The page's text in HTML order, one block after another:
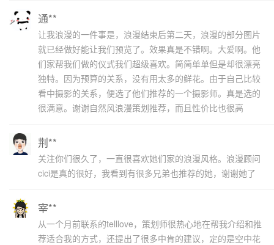
通**
让我浪漫的一件事是，浪漫结束后第二天，浪漫的部分图片
就已经做好能让我们预览了。效果真是不错啊。大爱啊。他
们家帮我们做的仪式我们超级喜欢。简简单单但是却很漂亮
独特。因为预算的关系，没有用太多的鲜花。由于自己比较
看中摄影的关系，便选了他们推荐的一个摄影师。真是选的
很满意。谢谢自然风浪漫策划推荐，而且性价比也很高
荆**
关注你们很久了，一直很喜欢她们家的浪漫风格。浪漫顾问
cici是真的很好，我看到有很多兄弟也推荐的她，谢谢她了
宰**
从一个月前联系的telllove，策划师很热心地在帮我介绍和推
荐适合我的方式，还提出了很多中肯的建议，定的是空中花